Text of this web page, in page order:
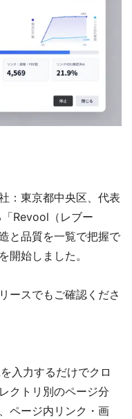
：東京都中央区、代表
Revool（レブー
と品質を一覧で把握で
開始しました。
ースでもご確認くださ
入力するだけでクロ
クトリ別のページ分
ページ内リンク・画